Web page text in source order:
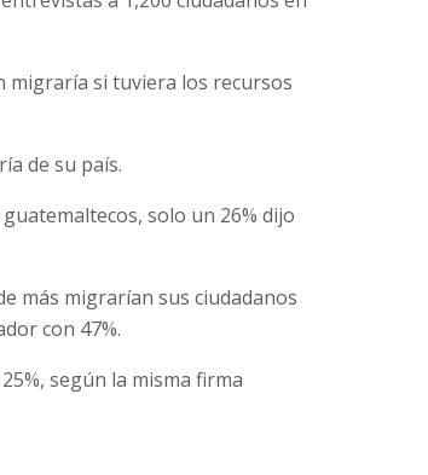
migraría si tuviera los recursos
de su país.
solo un 26% dijo
más migrarían sus ciudadanos
con 47%.
según la misma firma